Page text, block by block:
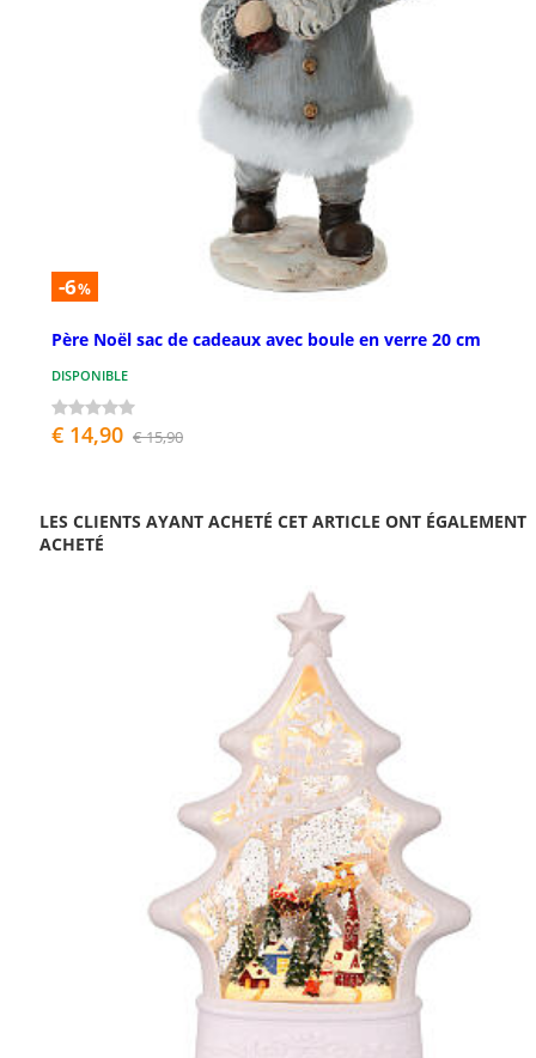
-6%
Père Noël sac de cadeaux avec boule en verre 20 cm
DISPONIBLE
€ 14,90 € 15,90
LES CLIENTS AYANT ACHETÉ CET ARTICLE ONT ÉGALEMENT
ACHETÉ